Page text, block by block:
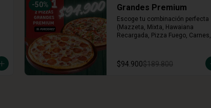
-50% Grandes Premium
Escoge tu combinación perfecta
(Mazzeta, Mixta, Hawaiana
Recargada, Pizza Fuego, Carnes,
$94.900$189.800